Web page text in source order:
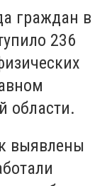
граждан в
236
области.
выявлены